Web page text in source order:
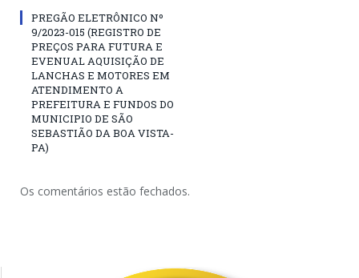
PREGÃO ELETRÔNICO Nº
9/2023-015 (REGISTRO DE
PREÇOS PARA FUTURA E
EVENUAL AQUISIÇÃO DE
LANCHAS E MOTORES EM
ATENDIMENTO A
PREFEITURA E FUNDOS DO
MUNICIPIO DE SÃO
SEBASTIÃO DA BOA VISTA-
PA)
Os comentários estão fechados.